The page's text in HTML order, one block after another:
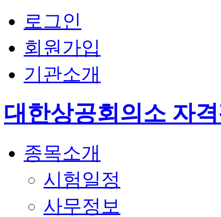
로그인
회원가입
기관소개
대한상공회의소 자
종목소개
시험일정
사무정보